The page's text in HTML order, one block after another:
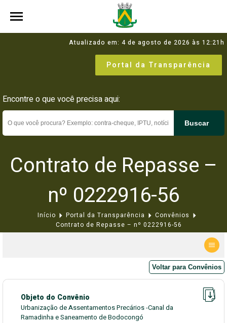
Atualizado em: 4 de agosto de 2026 às 12:21h
Portal da Transparência
Encontre o que você precisa aqui:
Buscar
Contrato de Repasse –
nº 0222916-56
Início Portal da Transparência
Convênios
Contrato de Repasse – nº 0222916-56
Voltar para Convênios
Objeto do Convênio
Urbanização de Assentamentos Precários -Canal da
Ramadinha e Saneamento de Bodocongó